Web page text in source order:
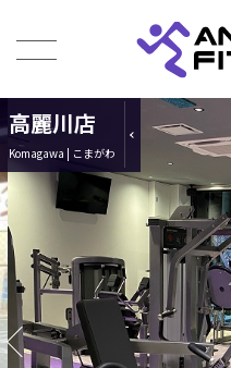
高麗川店
Komagawa | こまがわ